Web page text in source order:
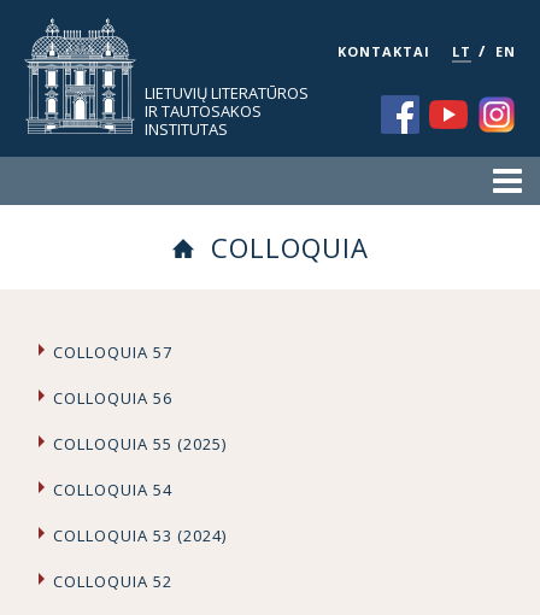
LIETUVIŲ LITERATŪROS
IR TAUTOSAKOS
INSTITUTAS
KONTAKTAI LT / EN
COLLOQUIA
COLLOQUIA 57
COLLOQUIA 56
COLLOQUIA 55 (2025)
COLLOQUIA 54
COLLOQUIA 53 (2024)
COLLOQUIA 52